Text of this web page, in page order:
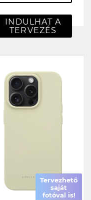
INDULHAT A
TERVEZÉS
Tervezhető
saját
fotóval is!